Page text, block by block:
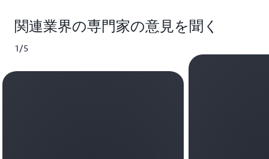
関連業界の専門家の意見を聞く
1/5